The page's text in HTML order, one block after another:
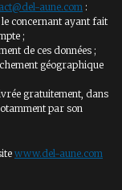
aune.com :
concernant ayant fait
;
de ces données ;
géographique
gratuitement, dans
par son
www.del-aune.com